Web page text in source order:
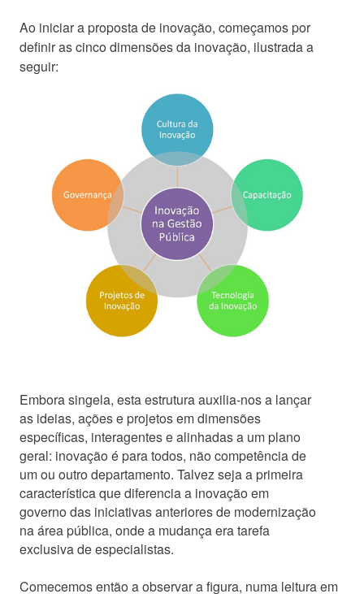
Ao iniciar a proposta de inovação, começamos por
definir as cinco dimensões da inovação, ilustrada a
seguir:
Embora singela, esta estrutura auxilia-nos a lançar
as ideias, ações e projetos em dimensões
específicas, interagentes e alinhadas a um plano
geral: inovação é para todos, não competência de
um ou outro departamento. Talvez seja a primeira
característica que diferencia a inovação em
governo das iniciativas anteriores de modernização
na área pública, onde a mudança era tarefa
exclusiva de especialistas.
Comecemos então a observar a figura, numa leitura em